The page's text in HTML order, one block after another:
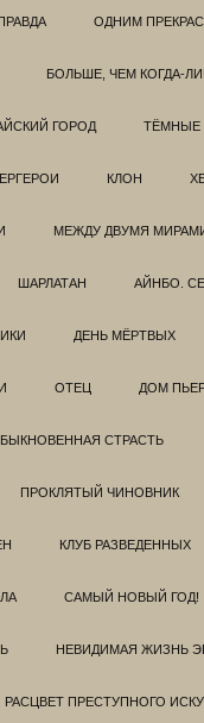
ОДНИМ
БОЛЬШЕ, ЧЕМ КОГДА-
ГОРОД ТЁМНЫЕ
КЛОН
МЕЖДУ ДВУМЯ
ШАРЛАТАН АЙНБО.
ДЕНЬ МЁРТВЫХ
ОТЕЦ ДОМ
СТРАСТЬ
ПРОКЛЯТЫЙ ЧИНОВНИК
КЛУБ РАЗВЕДEННЫХ
САМЫЙ НОВЫЙ ГОД!
НЕВИДИМАЯ ЖИЗНЬ
РАСЦВЕТ ПРЕСТУПНОГО